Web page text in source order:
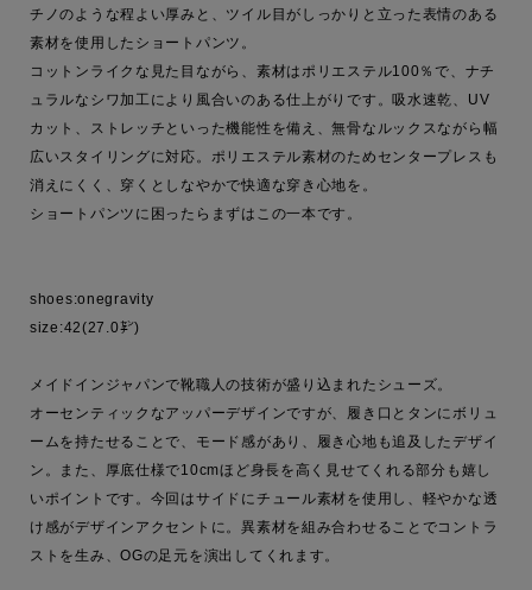
チノのような程よい厚みと、ツイル目がしっかりと立った表情のある
素材を使用したショートパンツ。
コットンライクな見た目ながら、素材はポリエステル100％で、ナチ
ュラルなシワ加工により風合いのある仕上がりです。吸水速乾、UV
カット、ストレッチといった機能性を備え、無骨なルックスながら幅
広いスタイリングに対応。ポリエステル素材のためセンタープレスも
消えにくく、穿くとしなやかで快適な穿き心地を。
ショートパンツに困ったらまずはこの一本です。
shoes:onegravity
size:42(27.0㌢)
メイドインジャパンで靴職人の技術が盛り込まれたシューズ。
オーセンティックなアッパーデザインですが、履き口とタンにボリュ
ームを持たせることで、モード感があり、履き心地も追及したデザイ
ン。また、厚底仕様で10cmほど身長を高く見せてくれる部分も嬉し
いポイントです。今回はサイドにチュール素材を使用し、軽やかな透
け感がデザインアクセントに。異素材を組み合わせることでコントラ
ストを生み、OGの足元を演出してくれます。